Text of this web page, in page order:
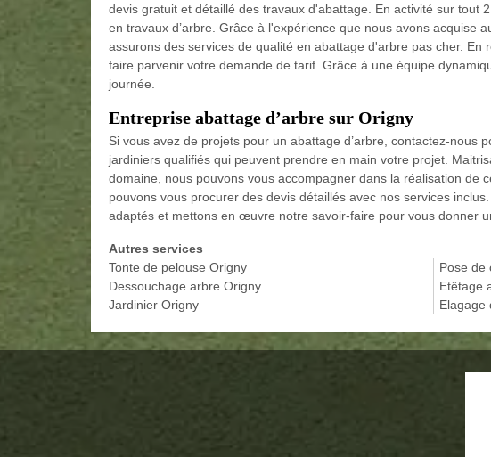
devis gratuit et détaillé des travaux d'abattage. En activité sur tout
en travaux d’arbre. Grâce à l'expérience que nous avons acquise
assurons des services de qualité en abattage d'arbre pas cher. En
faire parvenir votre demande de tarif. Grâce à une équipe
journée.
Entreprise abattage d’arbre sur Origny
Si vous avez de projets pour un abattage d’arbre, contactez-nous
jardiniers qualifiés qui peuvent prendre en main votre projet.
domaine, nous pouvons vous accompagner dans la réalisation de
pouvons vous procurer des devis détaillés avec nos services
adaptés et mettons en œuvre notre savoir-faire pour vous donner
Autres services
Tonte de pelouse Origny
Dessouchage arbre Origny
Jardinier Origny
Pose de
Etêtage
Elagage